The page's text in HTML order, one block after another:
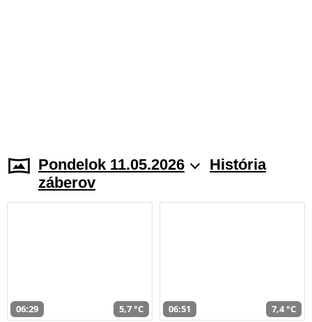
Pondelok 11.05.2026
História
záberov
06:29 5,7 °C 06:51 7,4 °C